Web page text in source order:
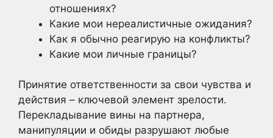
отношениях?
Какие мои нереалистичные ожидания?
Как я обычно реагирую на конфликты?
Какие мои личные границы?
Принятие ответственности за свои чувства и
действия – ключевой элемент зрелости.
Перекладывание вины на партнера,
манипуляции и обиды разрушают любые